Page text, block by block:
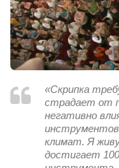
«Скрипка
страдает от
негативно
инструментов
климат. Я
достигает